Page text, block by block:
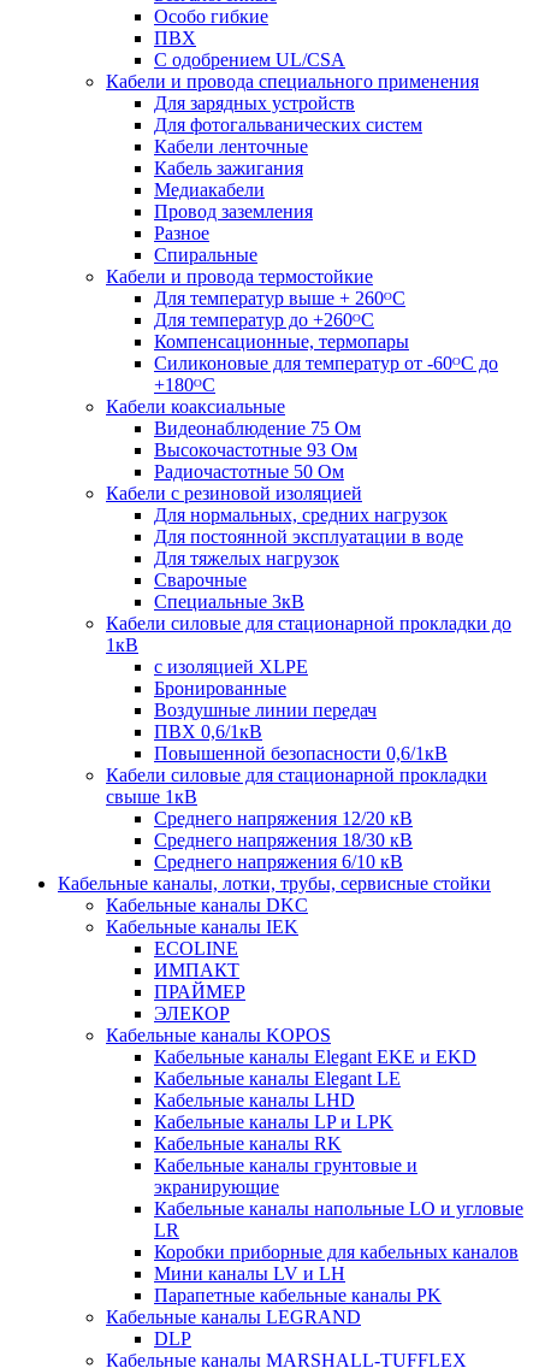
Особо гибкие
ПВХ
С одобрением UL/CSA
Кабели и провода специального применения
Для зарядных устройств
Для фотогальванических систем
Кабели ленточные
Кабель зажигания
Медиакабели
Провод заземления
Разное
Спиральные
Кабели и провода термостойкие
Для температур выше + 260ᴼС
Для температур до +260ᴼС
Компенсационные, термопары
Силиконовые для температур от -60ᴼC до
+180ᴼС
Кабели коаксиальные
Видеонаблюдение 75 Ом
Высокочастотные 93 Ом
Радиочастотные 50 Ом
Кабели с резиновой изоляцией
Для нормальных, средних нагрузок
Для постоянной эксплуатации в воде
Для тяжелых нагрузок
Сварочные
Специальные 3кВ
Кабели силовые для стационарной прокладки до
1кВ
c изоляцией XLPE
Бронированные
Воздушные линии передач
ПВХ 0,6/1кВ
Повышенной безопасности 0,6/1кВ
Кабели силовые для стационарной прокладки
свыше 1кВ
Среднего напряжения 12/20 кВ
Среднего напряжения 18/30 кВ
Среднего напряжения 6/10 кВ
Кабельные каналы, лотки, трубы, сервисные стойки
Кабельные каналы DKC
Кабельные каналы IEK
ECOLINE
ИМПАКТ
ПРАЙМЕР
ЭЛЕКОР
Кабельные каналы KOPOS
Кабельные каналы Elegant EKE и EKD
Кабельные каналы Elegant LE
Кабельные каналы LHD
Кабельные каналы LP и LPK
Кабельные каналы RK
Кабельные каналы грунтовые и
экранирующие
Кабельные каналы напольные LO и угловые
LR
Коробки приборные для кабельных каналов
Мини каналы LV и LH
Парапетные кабельные каналы PK
Кабельные каналы LEGRAND
DLP
Кабельные каналы MARSHALL-TUFFLEX